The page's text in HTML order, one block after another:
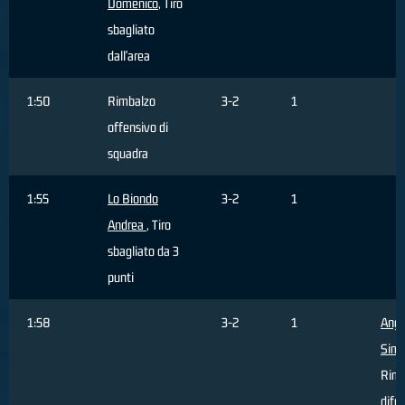
sbagliato
dall'area
1:50
Rimbalzo
offensivo di
squadra
3-2 1
1:55
Lo Biondo
Andrea , Tiro
sbagliato da 3
punti
3-2 1
1:58 3-2 1